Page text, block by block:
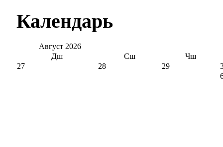
Календарь
Август 2026
Дш
Сш
Чш
27
28 29